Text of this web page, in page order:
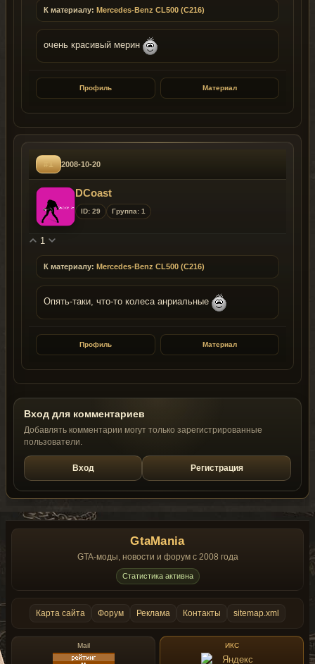
К материалу: Mercedes-Benz CL500 (C216)
очень красивый мерин
Профиль Материал
#1 2008-10-20
DCoast
ID: 29 Группа: 1
1
К материалу: Mercedes-Benz CL500 (C216)
Опять-таки, что-то колеса анриальные
Профиль Материал
Вход для комментариев
Добавлять комментарии могут только зарегистрированные
пользователи.
Вход Регистрация
GtaMania
GTA-моды, новости и форум с 2008 года
Статистика активна
Карта сайта Форум Реклама Контакты sitemap.xml
Mail ИКС